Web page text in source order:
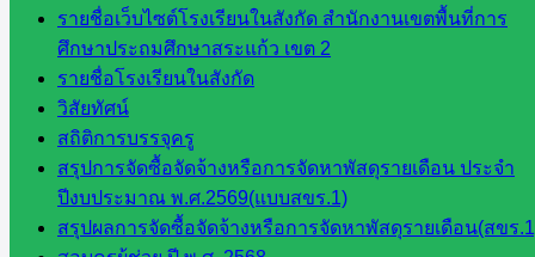
รายชื่อเว็บไซต์โรงเรียนในสังกัด สำนักงานเขตพื้นที่การ
ศึกษาประถมศึกษาสระแก้ว เขต 2
รายชื่อโรงเรียนในสังกัด
วิสัยทัศน์
สถิติการบรรจุครู
สรุปการจัดซื้อจัดจ้างหรือการจัดหาพัสดุรายเดือน ประจำ
ปีงบประมาณ พ.ศ.2569(แบบสขร.1)
สรุปผลการจัดซื้อจัดจ้างหรือการจัดหาพัสดุรายเดือน(สขร
Line
Tel 037-232263:
Messenger